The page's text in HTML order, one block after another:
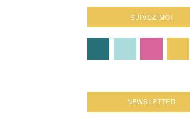
SUIVEZ-MOI
NEWSLETTER